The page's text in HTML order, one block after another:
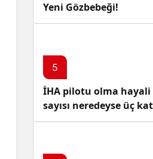
Yeni Gözbebeği!
5
İHA pilotu olma hayali
sayısı neredeyse üç